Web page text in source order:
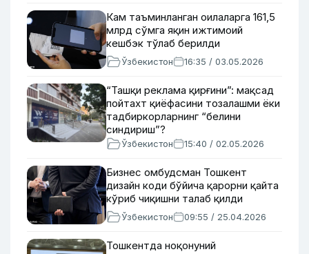
Кам таъминланган оилаларга 161,5
млрд сўмга яқин ижтимоий
кешбэк тўлаб берилди
Ўзбекистон 16:35 / 03.05.2026
“Ташқи реклама қирғини”: мақсад
пойтахт қиёфасини тозалашми ёки
тадбиркорларнинг “белини
синдириш”?
Ўзбекистон 15:40 / 02.05.2026
Бизнес омбудсман Тошкент
дизайн коди бўйича қарорни қайта
кўриб чиқишни талаб қилди
Ўзбекистон 09:55 / 25.04.2026
Тошкентда ноқонуний